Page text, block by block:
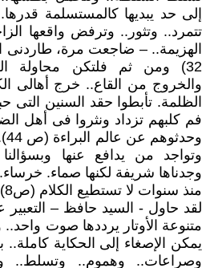
إلى حد يبديها كالمستسلمة
تتمرد.. وتثور.. وترفض واقعها
الهزيمة.. – ضاجعت مرة،
32) ومن ثم فلتكن محاولة
والخروج من القاع.. خرج أهالى
الظلمة. تأبطوا حقد السنين التى
فم كلبهم تزداد ونثروا فى أهل
وتواجد من يدافع عنها
وجدناها شريفة لكنها صماء.
منذ سنوات لا تستطيع الكلام (ص8).
لقد حاول - السيد حافظ –
متنوعة الأوتار يرددها صوت
يمكن الإصغاء إلى الحكاية كاملة..
وصراعات.. وهموم.. وتسلط..